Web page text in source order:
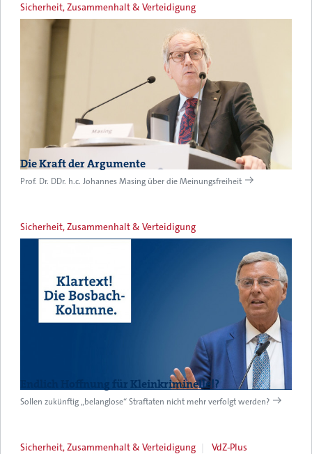
Sicherheit, Zusammenhalt & Verteidigung
Die Kraft der Argumente
Prof. Dr. DDr. h.c. Johannes Masing über die Meinungsfreiheit
Sicherheit, Zusammenhalt & Verteidigung
Endlich Hoffnung für Kleinkriminelle!?
Sollen zukünftig „belanglose“ Straftaten nicht mehr verfolgt werden?
Sicherheit, Zusammenhalt & Verteidigung VdZ-Plus